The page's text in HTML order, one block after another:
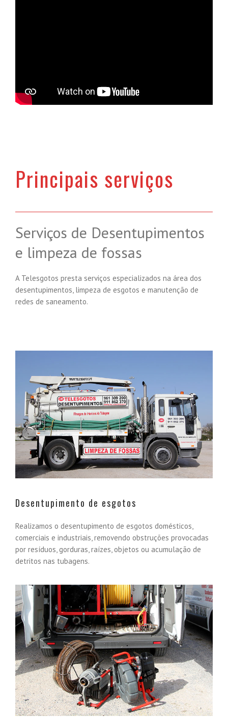
Principais serviços
Serviços de Desentupimentos
e limpeza de fossas
A Telesgotos presta serviços especializados na área dos
desentupimentos, limpeza de esgotos e manutenção de
redes de saneamento.
Desentupimento de esgotos
Realizamos o desentupimento de esgotos domésticos,
comerciais e industriais, removendo obstruções provocadas
por resíduos, gorduras, raízes, objetos ou acumulação de
detritos nas tubagens.